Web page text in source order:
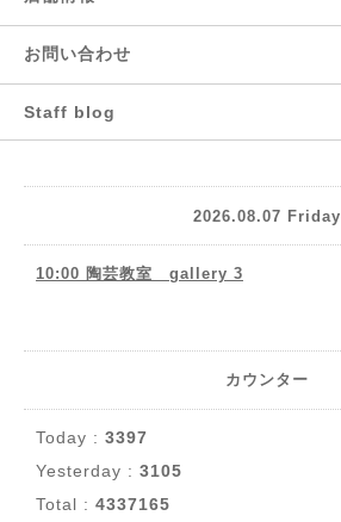
お問い合わせ
Staff blog
2026.08.07 Friday
10:00 陶芸教室 gallery 3
カウンター
Today : 3397
Yesterday : 3105
Total : 4337165